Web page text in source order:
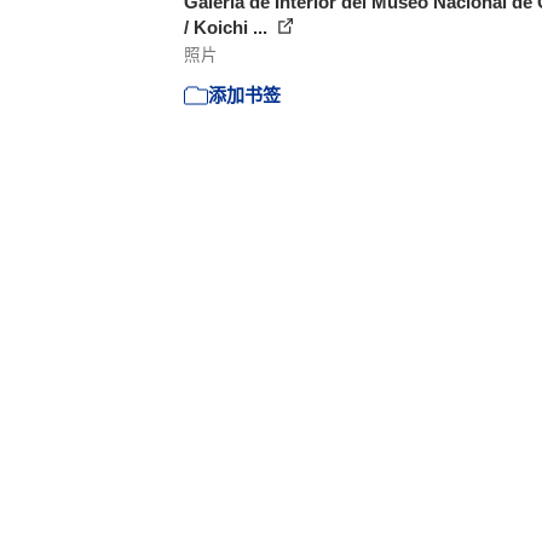
/ Koichi ...
照片
添加书签